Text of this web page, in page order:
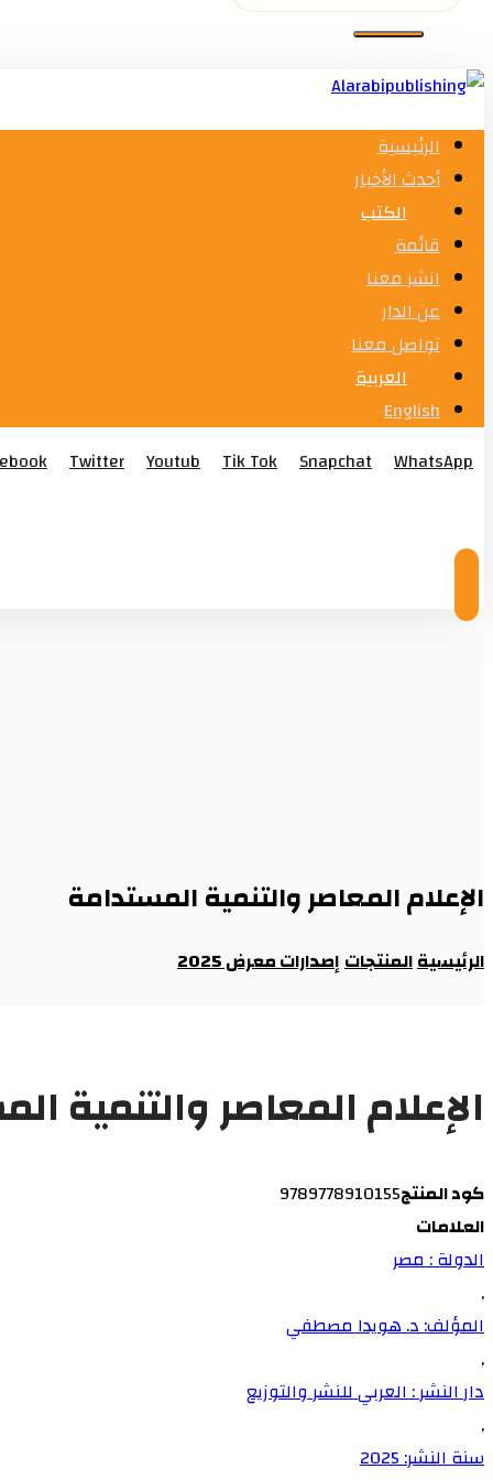
الرئيسية
أحدث الأخبار
الكتب
قائمة
انشر معنا
عن الدار
تواصل معنا
العربية
English
Twitter Youtub Tik Tok Snapchat
WhatsApp
الإعلام المعاصر والتنمية المستدامة
الرئيسيةالمنتجاتإصدارات معرض 2025
الإعلام المعاصر والتنمية
كود المنتج9789778910155
العلامات
الدولة : مصر
,
المؤلف: د. هويدا مصطفي
,
دار النشر : العربي للنشر والتوزيع
,
سنة النشر: 2025